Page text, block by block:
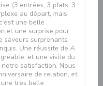
(3 entrées, 3 plats, 3
au départ, mais
une belle
et une surprise pour
saveurs surprenants
Une réussite de A
et une visite du
satisfaction. Nous
de relation, et
très belle